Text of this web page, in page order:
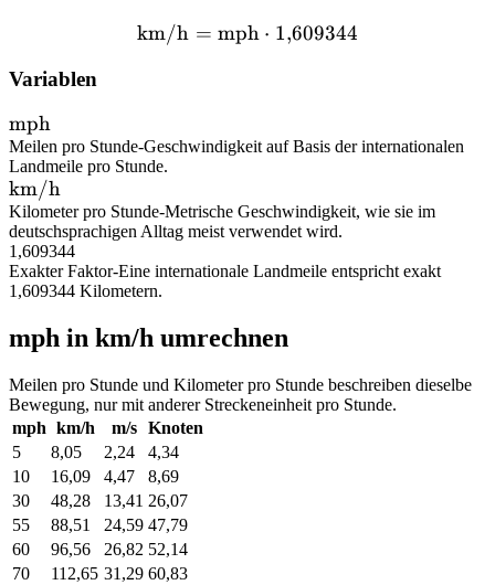
\text{km/h} =
km/h = mph ⋅ 1,609344
Variablen
\text{mph}
mph
Meilen pro Stunde-Geschwindigkeit auf Basis der internationalen
Landmeile pro Stunde.
\text{km/h}
km/h
Kilometer pro Stunde-Metrische Geschwindigkeit, wie sie im
deutschsprachigen Alltag meist verwendet wird.
1,609344
Exakter Faktor-Eine internationale Landmeile entspricht exakt
1,609344 Kilometern.
mph in km/h umrechnen
Meilen pro Stunde und Kilometer pro Stunde beschreiben dieselbe
Bewegung, nur mit anderer Streckeneinheit pro Stunde.
mph km/h m/s
Knoten
5
8,05 2,24
4,34
10
16,09 4,47
8,69
30
48,28 13,41 26,07
55
88,51 24,59 47,79
60
96,56 26,82 52,14
70
112,65 31,29 60,83